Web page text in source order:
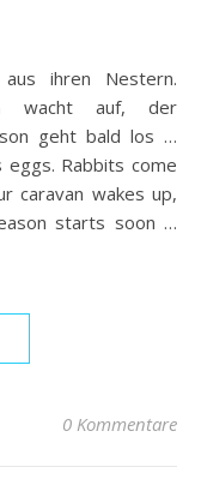
wacht auf, der
geht bald los …
eggs. Rabbits come
caravan wakes up,
starts soon …
0 Kommentare